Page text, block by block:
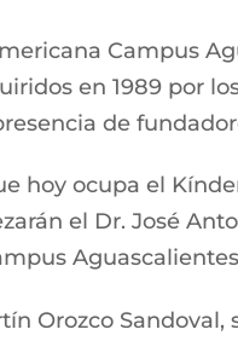
Campus
en 1989 por
de
hoy ocupa el
el Dr. José
Orozco